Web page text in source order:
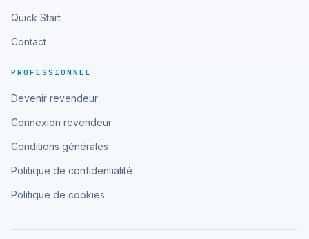
Quick Start
Contact
PROFESSIONNEL
Devenir revendeur
Connexion revendeur
Conditions générales
Politique de confidentialité
Politique de cookies